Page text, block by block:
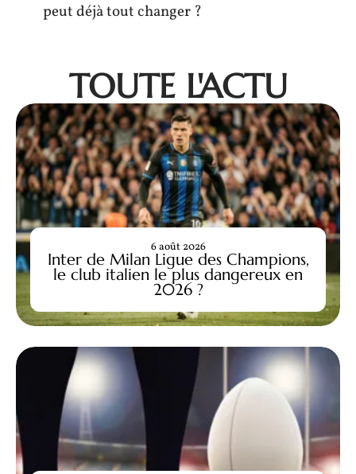
peut déjà tout changer ?
TOUTE L'ACTU
Inter de Milan Ligue des Champions,
le club italien le plus dangereux en
2026 ?
6 août 2026